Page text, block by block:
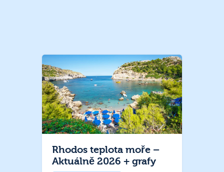
Rhodos teplota moře –
Aktuálně 2026 + grafy